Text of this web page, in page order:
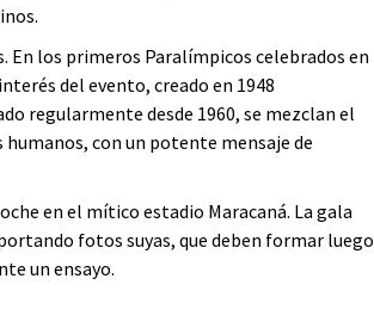
los primeros Paralímpicos celebrados en
del evento, creado en 1948
regularmente desde 1960, se mezclan el
con un potente mensaje de
en el mítico estadio Maracaná. La gala
fotos suyas, que deben formar luego
un ensayo.